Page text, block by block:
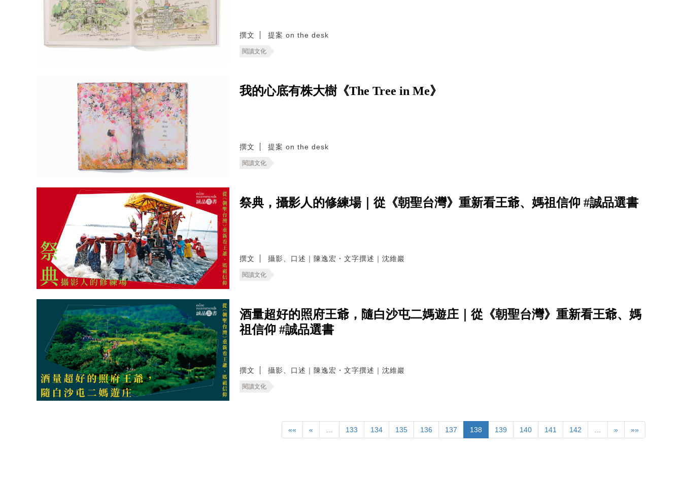
撰文 提案 on the desk
閱讀文化
我的心底有株大樹《The Tree in Me》
撰文 提案 on the desk
閱讀文化
祭典，攝影人的修練場｜從《朝聖台灣》重新看王爺、媽祖信仰 #誠品選書
撰文 攝影、口述｜陳逸宏・文字撰述｜沈維巖
閱讀文化
酒量超好的照府王爺，隨白沙屯二媽遊庄｜從《朝聖台灣》重新看王爺、媽
祖信仰 #誠品選書
撰文 攝影、口述｜陳逸宏・文字撰述｜沈維巖
閱讀文化
«« « … 133 134 135 136 137 138 139 140 141 142 … » »»